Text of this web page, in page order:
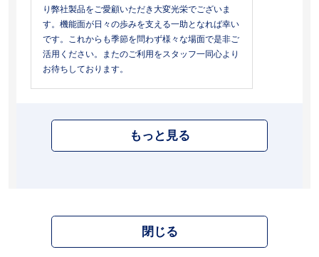
り弊社製品をご愛顧いただき大変光栄でございま
す。機能面が日々の歩みを支える一助となれば幸い
です。これからも季節を問わず様々な場面で是非ご
活用ください。またのご利用をスタッフ一同心より
お待ちしております。
もっと見る
閉じる